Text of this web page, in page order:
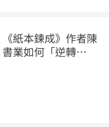
《紙本鍊成》作者陳
業如何「逆轉